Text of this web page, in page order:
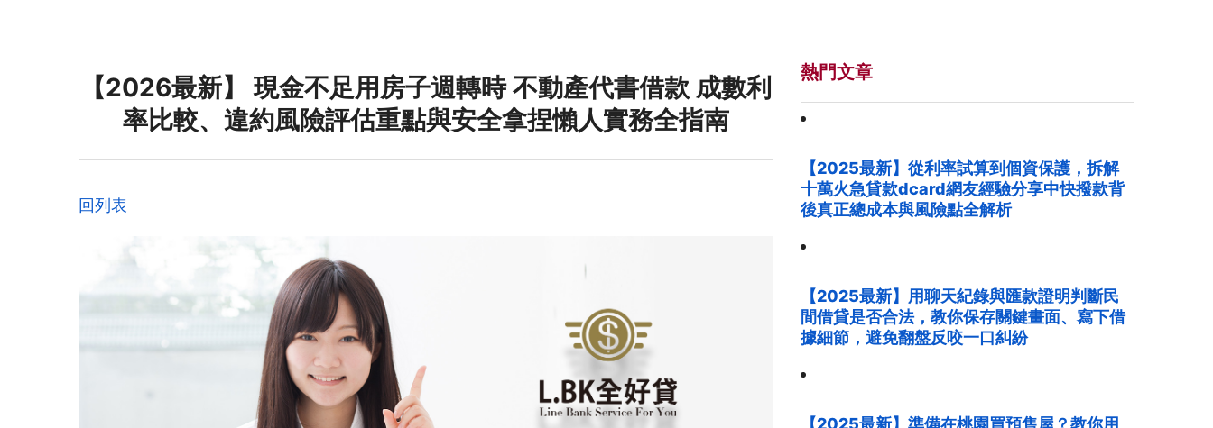
【2026最新】 現金不足用房子週轉時 不動產代書借款 成數利
率比較、違約風險評估重點與安全拿捏懶人實務全指南
回列表
熱門文章
【2025最新】從利率試算到個資保護，拆解
十萬火急貸款dcard網友經驗分享中快撥款背
後真正總成本與風險點全解析
【2025最新】用聊天紀錄與匯款證明判斷民
間借貸是否合法，教你保存關鍵畫面、寫下借
據細節，避免翻盤反咬一口糾紛
【2025最新】準備在桃園買預售屋？教你用